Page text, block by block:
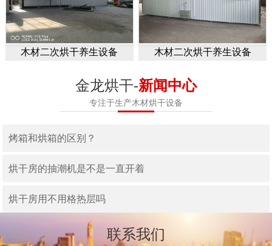
木材二次烘干养生设备 木材二次烘干养生设备
金龙烘干-新闻中心
专注于生产木材烘干设备
烤箱和烘箱的区别？
烘干房的抽潮机是不是一直开着
烘干房用不用格热层吗
联系我们